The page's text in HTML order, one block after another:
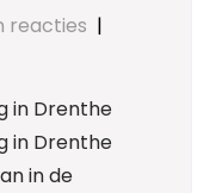
reacties |
in Drenthe
in Drenthe
in de